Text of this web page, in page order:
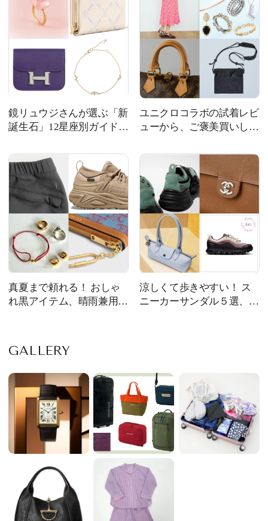
鏡リュウジさんが選ぶ「新
誕生石」12星座別ガイド、
布、無印良品のひんやりス
カーフetc. | 今週の人気記事
TOP5
ユニクロコラボの試着レビ
ューから、ご褒美買いした
ュエリーまで｜今週の人気
記事TOP5
真夏まで頼れる！ おしゃ
れ黒アイテム、晴雨兼用シ
涼しくて歩きやすい！ ス
ニーカーサンダル５選、モ
GALLERY